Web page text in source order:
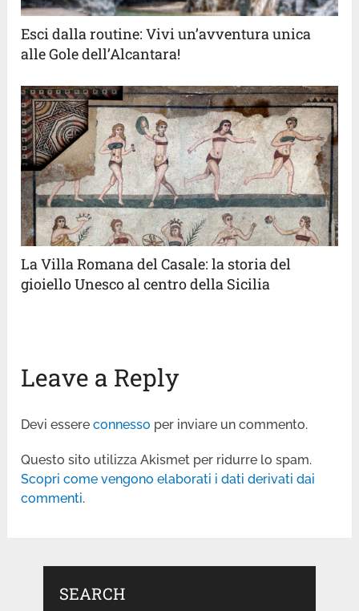
Esci dalla routine: Vivi un’avventura unica
alle Gole dell’Alcantara!
La Villa Romana del Casale: la storia del
gioiello Unesco al centro della Sicilia
Leave a Reply
Devi essereconnesso per inviare un commento.
Questo sito utilizza Akismet per ridurre lo spam.
Scopri come vengono elaborati i dati derivati dai
commenti.
SEARCH